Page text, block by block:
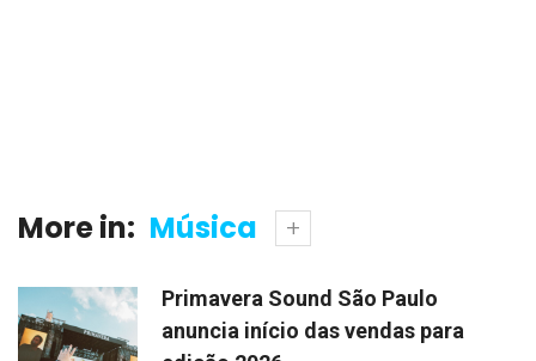
More in: Música
Primavera Sound São Paulo
anuncia início das vendas para